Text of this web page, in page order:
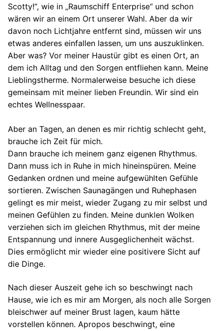
Scotty!“, wie in „Raumschiff Enterprise“ und schon
wären wir an einem Ort unserer Wahl. Aber da wir
davon noch Lichtjahre entfernt sind, müssen wir uns
etwas anderes einfallen lassen, um uns auszuklinken.
Aber was? Vor meiner Haustür gibt es einen Ort, an
dem ich Alltag und den Sorgen entfliehen kann. Meine
Lieblingstherme. Normalerweise besuche ich diese
gemeinsam mit meiner lieben Freundin. Wir sind ein
echtes Wellnesspaar.
Aber an Tagen, an denen es mir richtig schlecht geht,
brauche ich Zeit für mich.
Dann brauche ich meinem ganz eigenen Rhythmus.
Dann muss ich in Ruhe in mich hineinspüren. Meine
Gedanken ordnen und meine aufgewühlten Gefühle
sortieren. Zwischen Saunagängen und Ruhephasen
gelingt es mir meist, wieder Zugang zu mir selbst und
meinen Gefühlen zu finden. Meine dunklen Wolken
verziehen sich im gleichen Rhythmus, mit der meine
Entspannung und innere Ausgeglichenheit wächst.
Dies ermöglicht mir wieder eine positivere Sicht auf
die Dinge.
Nach dieser Auszeit gehe ich so beschwingt nach
Hause, wie ich es mir am Morgen, als noch alle Sorgen
bleischwer auf meiner Brust lagen, kaum hätte
vorstellen können. Apropos beschwingt, eine